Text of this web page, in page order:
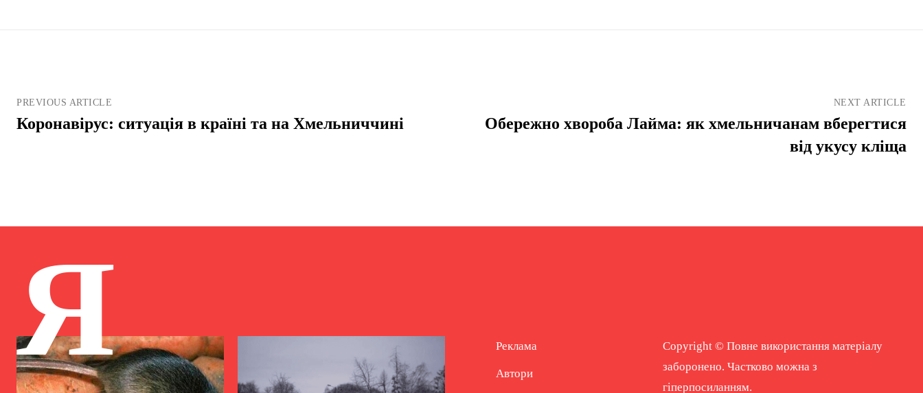
PREVIOUS ARTICLE
Коронавірус: ситуація в країні та на Хмельниччині
NEXT ARTICLE
Обережно хвороба Лайма: як хмельничанам вберегтися
від укусу кліща
Я Реклама
Автори
Copyright © Повне використання матеріалу
заборонено. Частково можна з
гіперпосиланням.